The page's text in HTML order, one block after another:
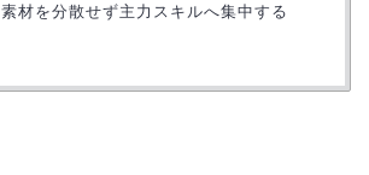
素材を分散せず主力スキルへ集中する